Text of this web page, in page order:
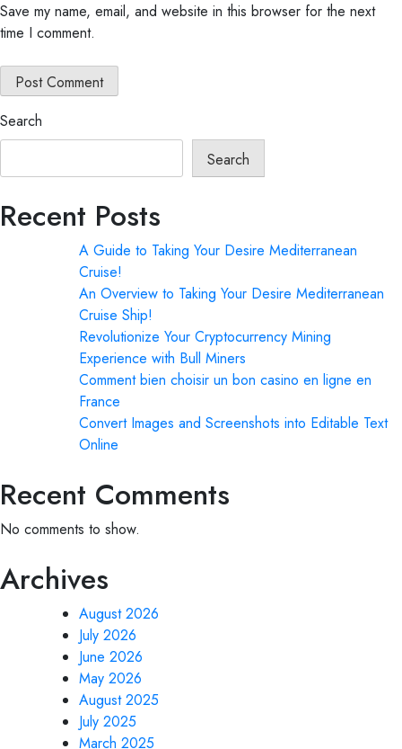
Save my name, email, and website in this browser for the next
time I comment.
Search
Search
Recent Posts
A Guide to Taking Your Desire Mediterranean
Cruise!
An Overview to Taking Your Desire Mediterranean
Cruise Ship!
Revolutionize Your Cryptocurrency Mining
Experience with Bull Miners
Comment bien choisir un bon casino en ligne en
France
Convert Images and Screenshots into Editable Text
Online
Recent Comments
No comments to show.
Archives
August 2026
July 2026
June 2026
May 2026
August 2025
July 2025
March 2025